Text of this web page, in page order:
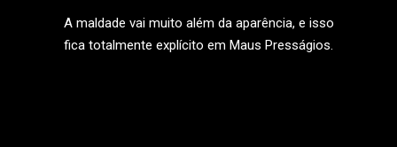
A maldade vai muito além da aparência, e isso
fica totalmente explícito em Maus Presságios.